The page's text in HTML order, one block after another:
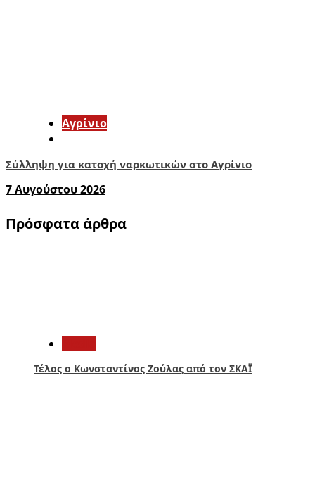
Aγρίνιο
Σύλληψη για κατοχή ναρκωτικών στο Αγρίνιο
7 Αυγούστου 2026
Πρόσφατα άρθρα
Τέλος ο Κωνσταντίνος Ζούλας από τον ΣΚΑΪ